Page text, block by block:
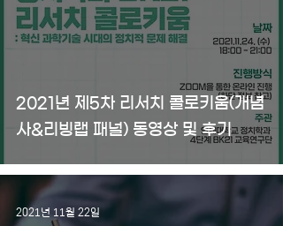
2021년 제5차 리서치 콜로키움(개념
사&리빙랩 패널) 동영상 및 후기
2021년 11월 22일